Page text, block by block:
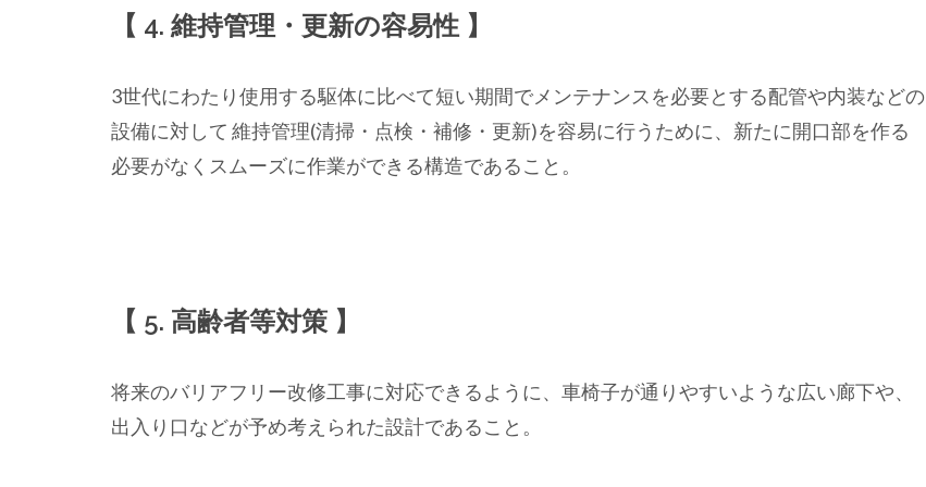
【 4. 維持管理・更新の容易性 】
3世代にわたり使用する駆体に比べて短い期間でメンテナンスを必要とする配管や内装などの
設備に対して 維持管理(清掃・点検・補修・更新)を容易に行うために、新たに開口部を作る
必要がなくスムーズに作業ができる構造であること。
【 5. 高齢者等対策 】
将来のバリアフリー改修工事に対応できるように、車椅子が通りやすいような広い廊下や、
出入り口などが予め考えられた設計であること。